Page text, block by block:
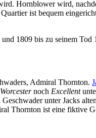
Hornblower wird,
ist bequem
und 1809 bis zu seinem Tod
Admiral Thornton.
Worcesternoch Excellent
unter Jacks
Thornton ist eine fiktive